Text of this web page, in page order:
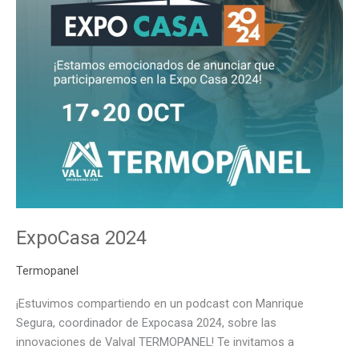
ExpoCasa 2024
Termopanel
¡Estuvimos compartiendo en un podcast con Manrique
Segura, coordinador de Expocasa 2024, sobre las
innovaciones de Valval TERMOPANEL! Te invitamos a